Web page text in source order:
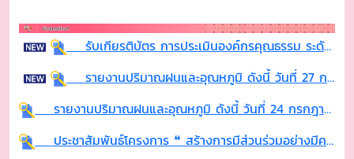
รับเกียรติบัตร การประเมินองค์กรคุณธรรม ระดับคุณธรรม